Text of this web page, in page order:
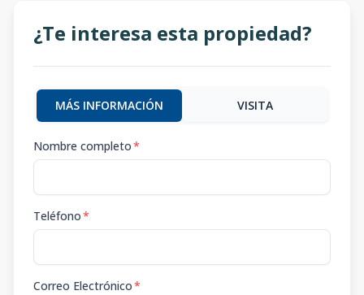
¿Te interesa esta propiedad?
MÁS INFORMACIÓN VISITA
Nombre completo*
Teléfono*
Correo Electrónico*